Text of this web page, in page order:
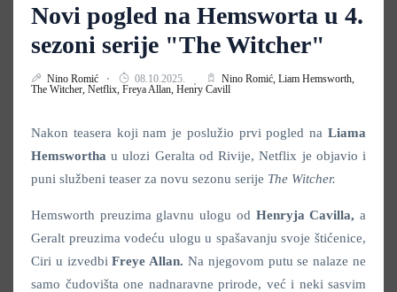
Novi pogled na Hemsworta u 4.
sezoni serije "The Witcher"
Nino Romić 08.10.2025. Nino Romić, Liam Hemsworth,
The Witcher, Netflix, Freya Allan, Henry Cavill
Nakon teasera koji nam je poslužio prvi pogled na Liama
Hemsworthau ulozi Geralta od Rivije, Netflix je objavio i
puni službeni teaser za novu sezonu serije The Witcher.
Hemsworth preuzima glavnu ulogu od Henryja Cavilla,a
Geralt preuzima vodeću ulogu u spašavanju svoje štićenice,
Ciri u izvedbiFreye Allan.Na njegovom putu se nalaze ne
samo čudovišta one nadnaravne prirode, već i neki sasvim